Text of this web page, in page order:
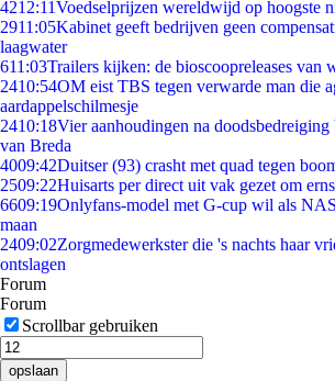
4212:11Voedselprijzen wereldwijd op hoogste
2911:05Kabinet geeft bedrijven geen
laagwater
611:03Trailers kijken: de bioscoopreleases van
2410:54OM eist TBS tegen verwarde man die
aardappelschilmesje
2410:18Vier aanhoudingen na doodsbedreiging
van Breda
4009:42Duitser (93) crasht met quad tegen
2509:22Huisarts per direct uit vak gezet om
6609:19Onlyfans-model met G-cup wil als
maan
2409:02Zorgmedewerkster die 's nachts haar
ontslagen
Forum
Forum
Scrollbar gebruiken
opslaan